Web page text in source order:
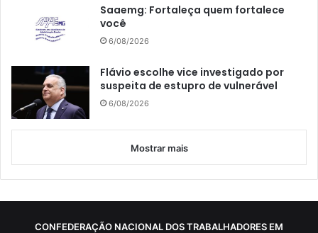
Saaemg: Fortaleça quem fortalece
você
6/08/2026
Flávio escolhe vice investigado por
suspeita de estupro de vulnerável
6/08/2026
Mostrar mais
CONFEDERAÇÃO NACIONAL DOS TRABALHADORES EM